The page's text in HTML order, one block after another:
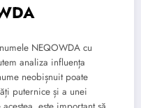
NEQOWDA cu
analiza influența
neobișnuit poate
puternice și a unei